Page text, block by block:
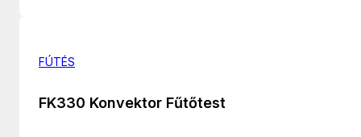
FÚTÉS
FK330 Konvektor Fűtőtest